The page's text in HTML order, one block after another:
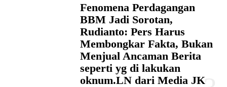
Fenomena Perdagangan
BBM Jadi Sorotan,
Rudianto: Pers Harus
Membongkar Fakta, Bukan
Menjual Ancaman Berita
seperti yg di lakukan
oknum.LN dari Media JK